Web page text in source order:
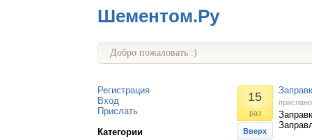
Шементом.Ру
Добро пожаловать :)
Регистрация
Вход
Прислать
Категории
15
раз
Вверх